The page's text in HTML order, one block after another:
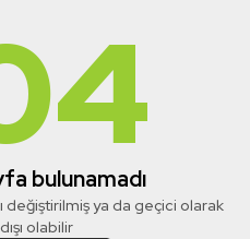
bulunamadı
değiştirilmiş ya da geçici olarak
olabilir